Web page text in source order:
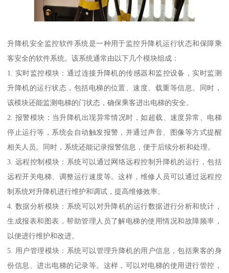
升降机安全监控软件系统是一种用于监控升降机运行状态和保障乘
客安全的软件系统。该系统通常由以下几个模块组成：
1. 实时监控模块：通过连接升降机的传感器和监控设备，实时监测
升降机的运行状态，包括电梯的位置、速度、载重等信息。同时，
该模块还能监测电梯的门状态，确保乘客进出电梯的安全。
2. 报警模块：当升降机出现异常情况时，如超载、速度异常、电梯
停止运行等，系统会自动触发报警，并通过声音、图像等方式提醒
相关人员。同时，系统还能记录报警信息，便于后续分析和处理。
3. 远程控制模块：系统可以通过网络远程控制升降机的运行，包括
远程开关电梯、调整运行速度等。这样，维修人员可以通过远程控
制系统对升降机进行维护和调试，提高维修效率。
4. 数据分析模块：系统可以对升降机的运行数据进行分析和统计，
生成报表和图表，帮助管理人员了解电梯的使用情况和故障频率，
以便进行维护和改进。
5. 用户管理模块：系统可以管理升降机的用户信息，包括乘客的身
份信息、进出电梯的记录等。这样，可以对电梯的使用进行管控，